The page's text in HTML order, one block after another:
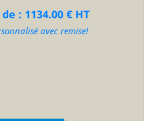
: 1134.00 € HT
avec remise!